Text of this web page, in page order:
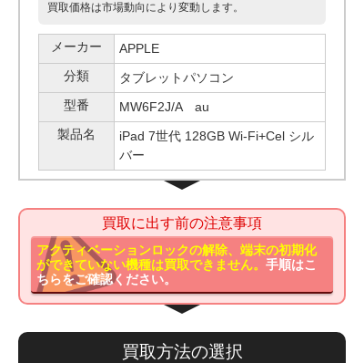
買取価格は市場動向により変動します。
メーカー
APPLE
分類
タブレットパソコン
型番
MW6F2J/A au
製品名
iPad 7世代 128GB Wi-Fi+Cel シル
バー
買取に出す前の注意事項
アクティベーションロックの解除、端末の初期化
ができていない機種は買取できません。手順はこ
ちらをご確認ください。
買取方法の選択